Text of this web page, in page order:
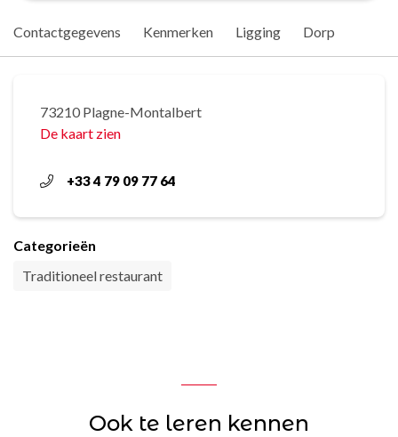
Contactgegevens Kenmerken Ligging Dorp
73210 Plagne-Montalbert
De kaart zien
+33 4 79 09 77 64
Categorieën
Traditioneel restaurant
Ook te leren kennen